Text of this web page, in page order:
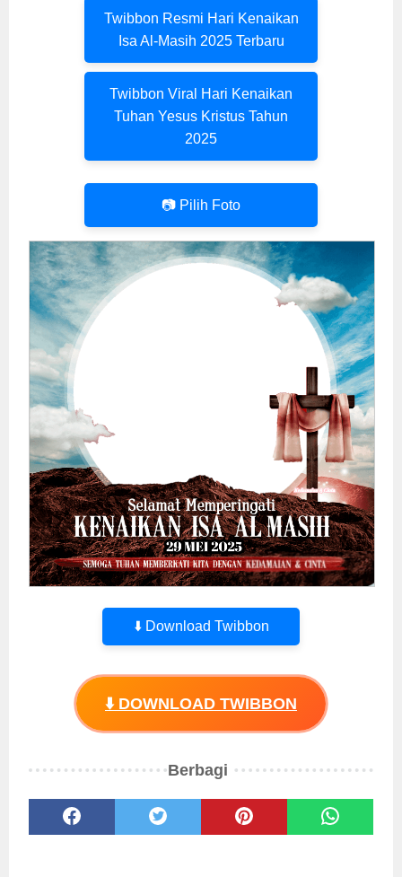
Twibbon Resmi Hari Kenaikan
Isa Al-Masih 2025 Terbaru
Twibbon Viral Hari Kenaikan
Tuhan Yesus Kristus Tahun
2025
📷 Pilih Foto
⬇️ Download Twibbon
⬇️ DOWNLOAD TWIBBON
Berbagi